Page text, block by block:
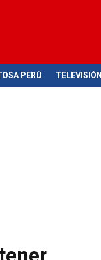
PERÚ TELEVISIÓN